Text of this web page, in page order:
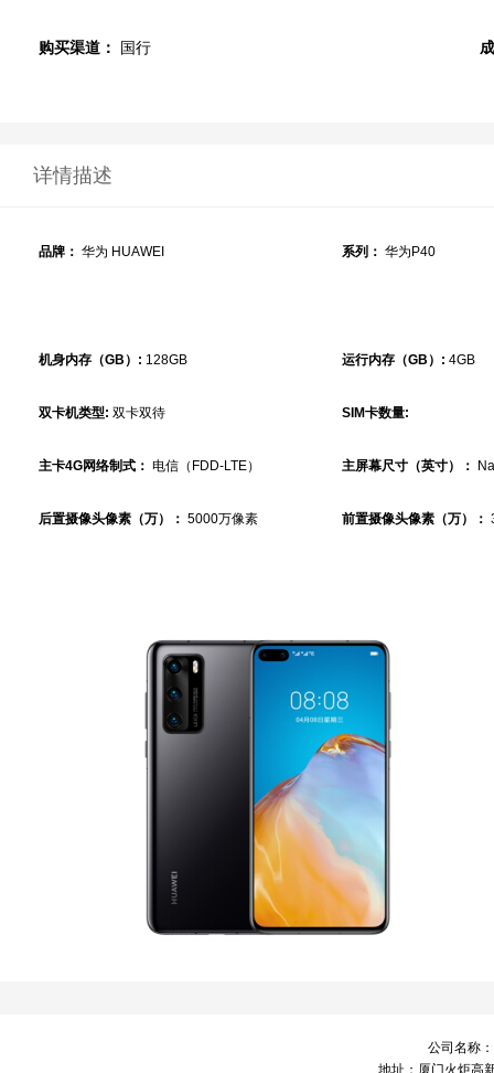
购买渠道： 国行
详情描述
品牌： 华为 HUAWEI 系列： 华为P40
机身内存（GB）: 128GB 运行内存（GB）: 4GB
双卡机类型: 双卡双待 SIM卡数量:
主卡4G网络制式： 电信（FDD-LTE） 主屏幕尺寸（英寸）：
后置摄像头像素（万）： 5000万像素 前置摄像头像素（万）：
公司名称
地址：厦门火炬高